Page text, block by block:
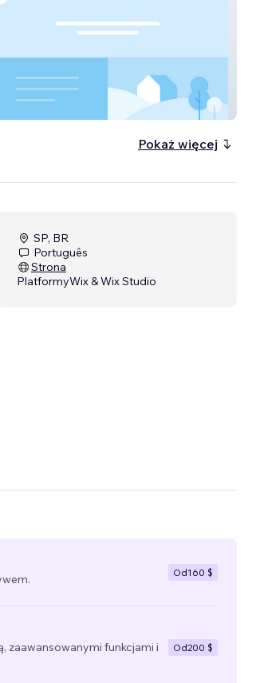
Pokaż więcej
SP, BR
Português
Strona
PlatformyWix & Wix Studio
Od160 $
zaawansowanymi funkcjami i
Od200 $